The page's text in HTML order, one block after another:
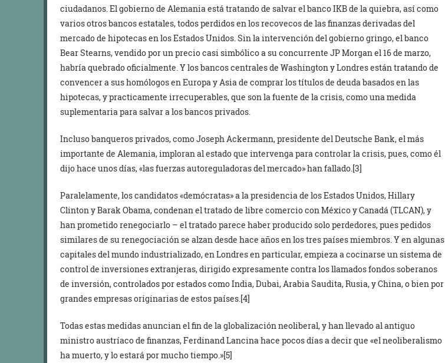
ciudadanos. El gobierno de Alemania está tratando de salvar el banco IKB de la quiebra, así como
varios otros bancos estatales, todos perdidos en los recovecos de las finanzas derivadas del
mercado de hipotecas en los Estados Unidos. Sin la intervención del gobierno gringo, el banco
Bear Stearns, vendido por un precio casi simbólico a su concurrente JP Morgan el 16 de marzo,
habría quebrado oficialmente. Y los bancos centrales de Washington y Londres están tratando de
convencer a sus homólogos en Europa y Asia de comprar los títulos de deuda basados en las
hipotecas, y practicamente irrecuperables, que son la fuente de la crisis, como una medida
suplementaria para salvar a los bancos privados.
Incluso banqueros privados, como Joseph Ackermann, presidente del Deutsche Bank, el más
importante de Alemania, imploran al estado que intervenga para controlar la crisis, pues, como él
dijo hace unos días, «las fuerzas autoreguladoras del mercado» han fallado.[3]
Paralelamente, los candidatos «demócratas» a la presidencia de los Estados Unidos, Hillary
Clinton y Barak Obama, condenan el tratado de libre comercio con México y Canadá (TLCAN), y
han prometido renegociarlo – el tratado parece haber producido solo perdedores, pues pedidos
similares de su renegociación se alzan desde hace años en los tres países miembros. Y en algunas
capitales del mundo industrializado, en Londres en particular, empieza a cocinarse un sistema de
control de inversiones extranjeras, dirigido expresamente contra los llamados fondos soberanos
de inversión, controlados por estados como India, Dubai, Arabia Saudita, Rusia, y China, o bien por
grandes empresas originarias de estos países.[4]
Todas estas medidas anuncian el fin de la globalización neoliberal, y han llevado al antiguo
ministro austríaco de finanzas, Ferdinand Lancina hace pocos días a decir que «el neoliberalismo
ha muerto, y lo estará por mucho tiempo.»[5]